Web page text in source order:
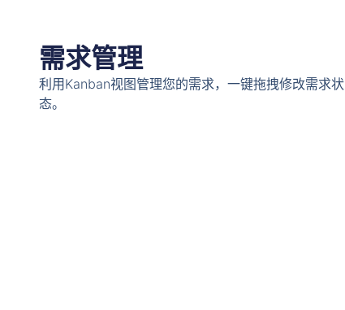
需求管理
利用Kanban视图管理您的需求，一键拖拽修改需求状
态。